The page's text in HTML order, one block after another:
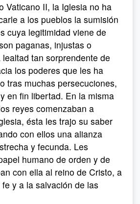
Vaticano II, la Iglesia no ha
a los pueblos la sumisión
cuya legitimidad viene de
paganas, injustas o
tan sorprendente de
los poderes que les ha
tras muchas persecuciones,
en fin libertad. En la misma
reyes comenzaban a
ésta les trajo su saber
con ellos una alianza
y fecunda. Les
humano de orden y de
con ella al reino de Cristo, a
y a la salvación de las